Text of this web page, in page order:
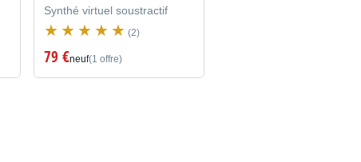
Synthé virtuel soustractif
(2)
79 €neuf(1 offre)